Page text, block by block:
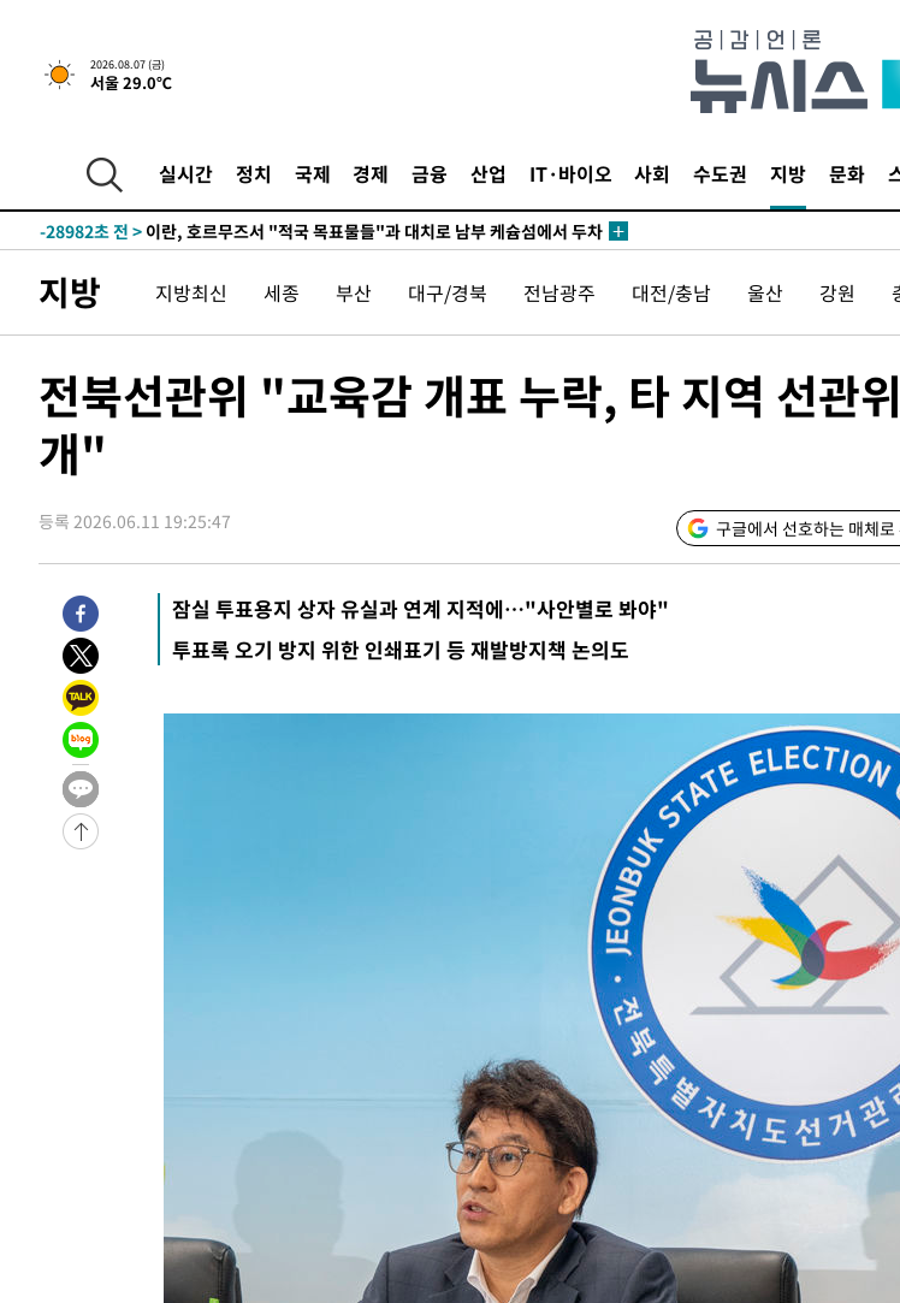
2026.08.07 (금)
서울 29.0℃
실시간 정치 국제 경제 금융 산업 IT·바이오 사회 수도권 지방 문화
-23568초 전 >
-28982초 전 > 이란, 호르무즈서 "적국 목표물들"과 대치로 남부 케슘섬에서 두차
발효
-25848초 전 >
[속보]트럼프, 美 원정출산 금지 행정명령 서명
-23548초 전 >[속보] 뉴욕증시, 일제 하락 마감…나스닥 0.06%↓
례 큰 폭발음
-27717초 전 >[속보]美, 폴리실리콘 수입 규제…파생제품 15% 관세, 120일 후
발효
-25868초 전 >
-23568초 전 >
지방 지방최신 세종 부산 대구/경북 전남광주 대전/충남 울산 강원
전북선관위 "교육감 개표 누락, 타 지역 선관
개"
등록 2026.06.11 19:25:47 구글에서 선호하는 매체로
잠실 투표용지 상자 유실과 연계 지적에…"사안별로 봐야"
투표록 오기 방지 위한 인쇄표기 등 재발방지책 논의도